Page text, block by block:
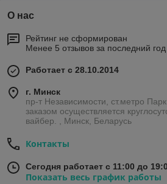
О нас
Рейтинг не сформирован
Менее 5 отзывов за последний год
Работает с 28.10.2014
г. Минск
пр-т Независимости, ст.метро
заказом осуществляется
вайбер. , Минск, Беларусь
Контакты
Сегодня работает с 11:00 до
Показать весь график работы